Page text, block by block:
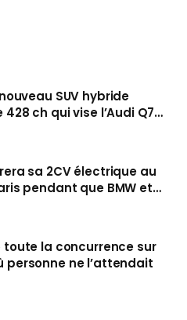
SUV hybride
ch qui vise l’Audi Q7
cet automne
sa 2CV électrique au
pendant que BMW et
le salon
toute la concurrence sur
personne ne l’attendait